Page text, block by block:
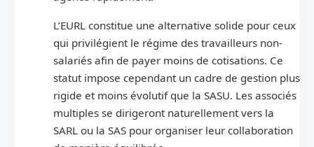
L’EURL constitue une alternative solide pour ceux
qui privilégient le régime des travailleurs non-
salariés afin de payer moins de cotisations. Ce
statut impose cependant un cadre de gestion plus
rigide et moins évolutif que la SASU. Les associés
multiples se dirigeront naturellement vers la
SARL ou la SAS pour organiser leur collaboration